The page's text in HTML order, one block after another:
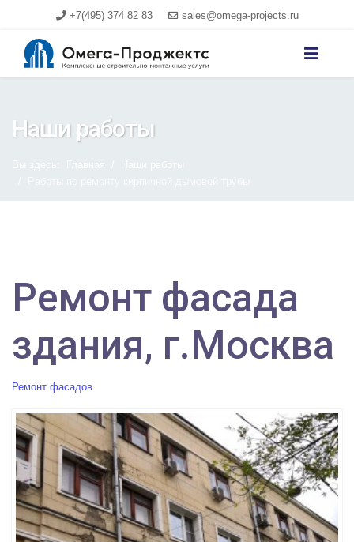
+7(495) 374 82 83 sales@omega-projects.ru
Наши работы
Ремонт фасада
здания, г.Москва
Ремонт фасадов